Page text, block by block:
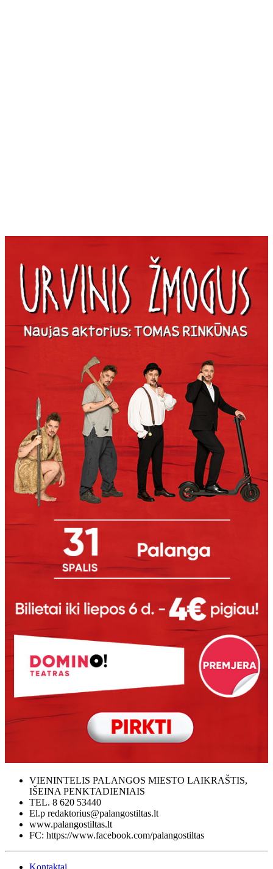
VIENINTELIS PALANGOS MIESTO LAIKRAŠTIS,
IŠEINA PENKTADIENIAIS
TEL. 8 620 53440
El.p redaktorius@palangostiltas.lt
www.palangostiltas.lt
FC: https://www.facebook.com/palangostiltas
Kontaktai